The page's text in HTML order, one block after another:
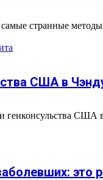
странные
США в
США
это